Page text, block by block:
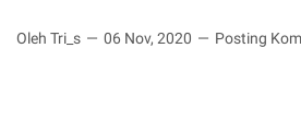
Oleh Tri_s 06 Nov, 2020 Posting